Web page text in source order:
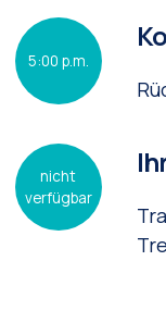
5:00 p.m.
nicht
verfügbar